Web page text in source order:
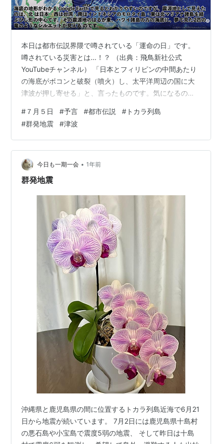
本日は都市伝説界隈で噂されている「運命の日」です。
噂されている災害とは…！？ （出典：飛鳥新社公式
YouTubeチャンネル） 「日本とフィリピンの中間あたり
の海底がボコンと破裂（噴火）し、太平洋周辺の国に大
津波が押し寄せる」と、言ったものです。気になるの
回数が1000を超えました。 今朝方６時半ごろにも震度5
強の地震がありました。 また、昨日霧島連山の新燃岳で
は３日よりの火山活動が活発化し噴煙が3300ｍの高さま
で上がり噴火警戒レベル３に引き上げたとのニュースも
ありました。 kirishima-geopark.jp (出典：Gooigleマ
ッ…
# ７月５日 #予言 #都市伝説 # トカラ列島
#群発地震 #津波
今日も一期一会 • 1年前
群発地震
沖縄県と鹿児島県の間に位置するトカラ列島近海で6月21
日から地震が続いています。 7月2日には鹿児島県十島村
の悪石島や小宝島で震度5弱の地震、 そして昨日は十島